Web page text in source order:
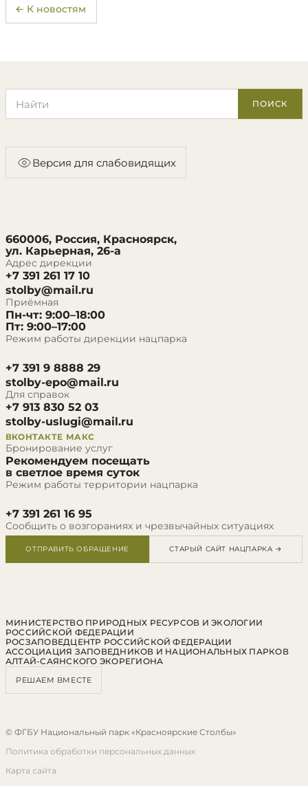
← К новостям
ПОИСК
Версия для слабовидящих
660006, Россия, Красноярск,
ул. Карьерная, 26-а
Адрес дирекции
+7 391 261 17 10
stolby@mail.ru
Приёмная
Пн-чт: 9:00–18:00
Пт: 9:00–17:00
Режим работы дирекции нацпарка
+7 391 9 8888 29
stolby-epo@mail.ru
Для справок
+7 913 830 52 03
stolby-uslugi@mail.ru
ВКОНТАКТЕ МАКС
Бронирование услуг
Рекомендуем посещать
в светлое время суток
Режим работы территории нацпарка
+7 391 261 16 95
Сообщить о возгораниях и чрезвычайных ситуациях
ОТПРАВИТЬ ОБРАЩЕНИЕ СТАРЫЙ САЙТ НАЦПАРКА →
МИНИСТЕРСТВО ПРИРОДНЫХ РЕСУРСОВ И ЭКОЛОГИИ
РОССИЙСКОЙ ФЕДЕРАЦИИ
РОСЗАПОВЕДЦЕНТР РОССИЙСКОЙ ФЕДЕРАЦИИ
АССОЦИАЦИЯ ЗАПОВЕДНИКОВ И НАЦИОНАЛЬНЫХ ПАРКОВ
АЛТАЙ-САЯНСКОГО ЭКОРЕГИОНА
РЕШАЕМ ВМЕСТЕ
© ФГБУ Национальный парк «Красноярские Столбы»
Политика обработки персональных данных
Карта сайта